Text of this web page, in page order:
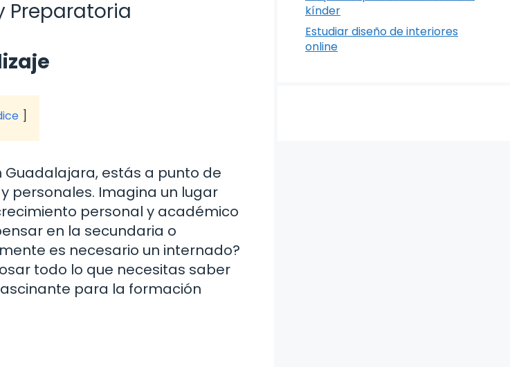
Preparatoria
estás a punto de
personales. Imagina un lugar
personal y académico
en la secundaria o
es necesario un internado?
todo lo que necesitas saber
para la formación
kínder
Estudiar diseño de interiores
online